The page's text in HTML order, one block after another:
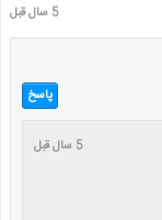
5 سال قبل
پاسخ
5 سال قبل